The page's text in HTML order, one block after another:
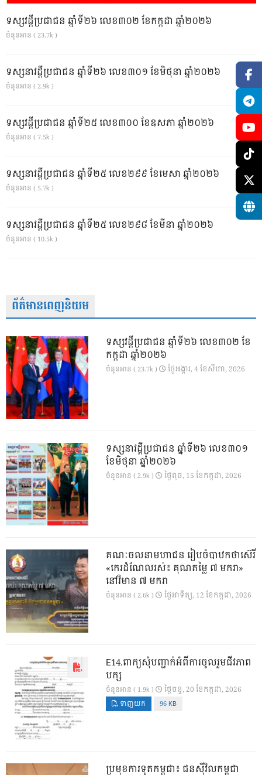
ទស្សវដ្តីប្រជាជន ឆ្នាំទី២៦ លេខ៣០២ ខែកក្កដា ឆ្នាំ២០២៦
ចំនួនអាន ( 23.7k )
ទស្សនាវដ្ដីប្រជាជន ឆ្នាំទី២៦ លេខ៣០១ ខែមិថុនា ឆ្នាំ២០២៦
ចំនួនអាន ( 2.9k )
ទស្សវដ្តីប្រជាជន ឆ្នាំទី២៥ លេខ៣០០ ខែឧសភា ឆ្នាំ២០២៦
ចំនួនអាន ( 7.5k )
ទស្សនាវដ្ដីប្រជាជន ឆ្នាំទី២៥ លេខ២៩៩ ខែមេសា ឆ្នាំ២០២៦
ចំនួនអាន ( 5.7k )
ទស្សនាវដ្ដីប្រជាជន ឆ្នាំទី២៥ លេខ២៩៨ ខែមីនា ឆ្នាំ២០២៦
ចំនួនអាន ( 10.5k )
ព័ត៌មានពេញនិយម
ទស្សវដ្តីប្រជាជន ឆ្នាំទី២៦ លេខ៣០២ ខែ
កក្កដា ឆ្នាំ២០២៦
ចំនួនអាន ( 23.7k ) ថ្ងៃ​អង្គារ, 4 ខែ​សីហា, 2026
ទស្សនាវដ្ដីប្រជាជន ឆ្នាំទី២៦ លេខ៣០១
ខែមិថុនា ឆ្នាំ២០២៦
ចំនួនអាន ( 2.9k ) ថ្ងៃ​ពុធ, 15 ខែ​កក្កដា, 2026
គណៈចលនាមហាជន រៀបចំបាឋកថាស៊េរី
«កេរដំណែលរស់៖ គុណតម្លៃ ៧ មករា»
នៅវិមាន ៧ មករា
ចំនួនអាន ( 2.6k ) ថ្ងៃ​អាទិត្យ, 12 ខែ​កក្កដា, 2026
E14.ពាក្យសុំបញ្ជាក់អំពីការចូលរួមជីវភាព
បក្ស
ចំនួនអាន ( 1.9k ) ថ្ងៃ​ចន្ទ, 20 ខែ​កក្កដា, 2026
ទាញយក 96 KB
ប្រមុខការទូតកម្ពុជា៖ ជនស៊ីវិលកម្ពុជា